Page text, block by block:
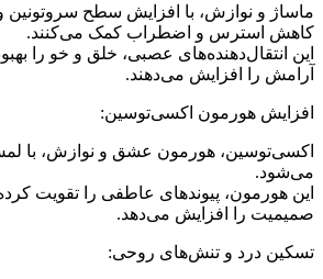
ماساژ و نوازش، با افزایش سطح سروتونین و
کاهش استرس و اضطراب کمک می‌کنند.
این انتقال‌دهنده‌های عصبی، خلق و خو را
آرامش را افزایش می‌دهند.
افزایش هورمون اکسی‌توسین:
اکسی‌توسین، هورمون عشق و نوازش، با
می‌شود.
این هورمون، پیوندهای عاطفی را تقویت
صمیمیت را افزایش می‌دهد.
تسکین درد و تنش‌های روحی: